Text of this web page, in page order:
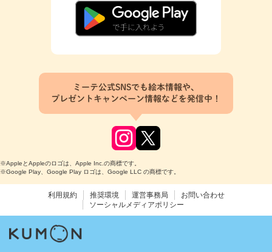
ミーテ公式SNSでも絵本情報や、
プレゼントキャンペーン情報などを発信中！
※AppleとAppleのロゴは、Apple Inc.の商標です。
※Google Play、Google Play ロゴは、Google LLC の商標です。
利用規約 推奨環境 運営事務局
お問い合わせ
ソーシャルメディアポリシー